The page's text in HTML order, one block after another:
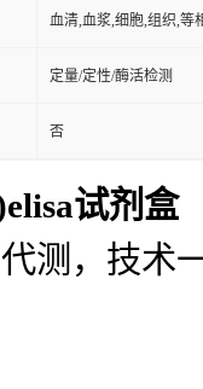
血清,血浆,细胞,组织,等
定量/定性/酶活检测
否
试剂盒
测，技术